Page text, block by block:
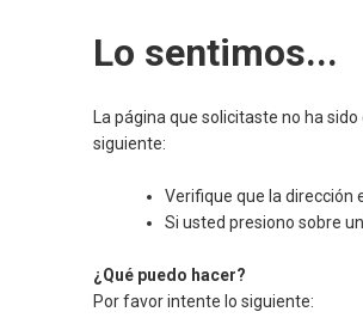
Lo sentimos...
La página que solicitaste no ha
siguiente:
Verifique que la dirección
Si usted presiono sobre
¿Qué puedo hacer?
Por favor intente lo siguiente: